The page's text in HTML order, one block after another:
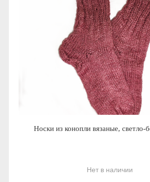
Носки из конопли вязаные, светло-
Нет в наличии